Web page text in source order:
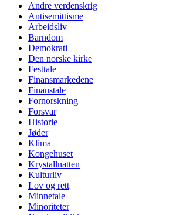
Andre verdenskrig
Antisemittisme
Arbeidsliv
Barndom
Demokrati
Den norske kirke
Festtale
Finansmarkedene
Finanstale
Fornorskning
Forsvar
Historie
Jøder
Klima
Kongehuset
Krystallnatten
Kulturliv
Lov og rett
Minnetale
Minoriteter